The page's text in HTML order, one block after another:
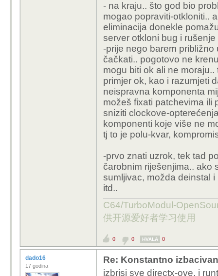
- na kraju.. što god bio
mogao popraviti-otkloniti..
eliminacija donekle
server otkloni bug i
-prije nego barem
čačkati.. pogotovo ne
mogu biti ok ali ne
primjer ok, kao i razumjeti
neispravna komponenta
možeš fixati patchevima ili
sniziti clockove-
komponenti koje više ne
tj to je polu-kvar,
-prvo znati uzrok, tek tad
čarobnim riješenjima.. ako
sumljivac, možda deinstal
itd..
C64/TurboModul-
供开源爱好者学习使用
0 0 HVALA 0
dado16
17 godina
Re: Konstantno
izbrisi sve directx-ove, i